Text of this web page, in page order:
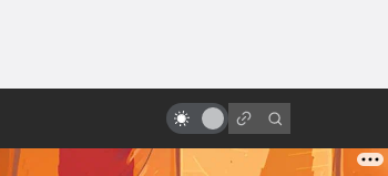
фильмы от худшего к лучшему